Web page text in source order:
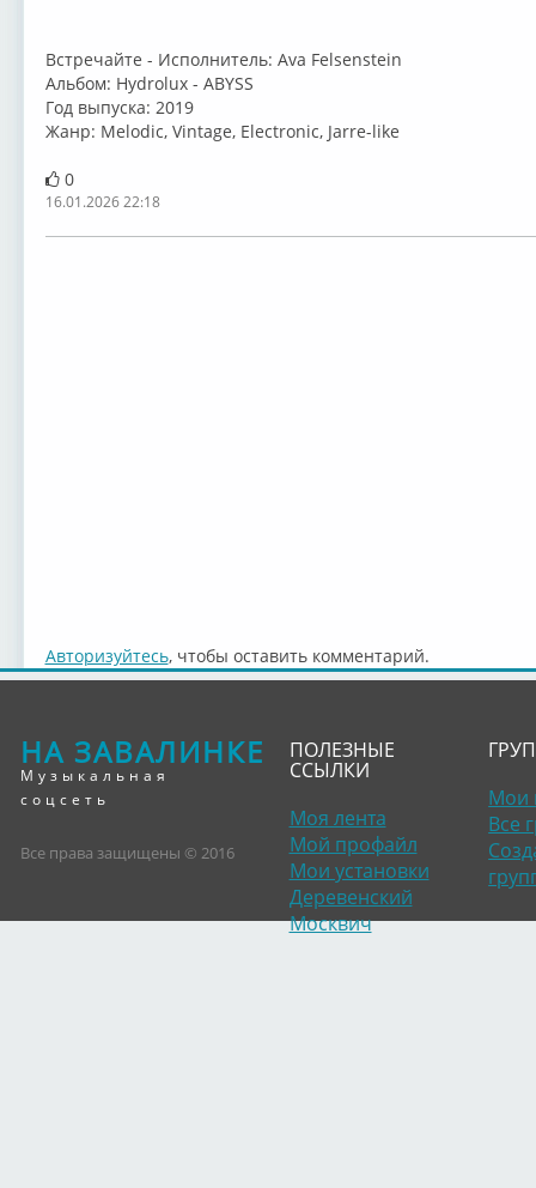
Встречайте - Исполнитель: Ava Felsenstein
Альбом: Hydrolux - ABYSS
Год выпуска: 2019
Жанр: Melodic, Vintage, Electronic, Jarre-like
0
16.01.2026 22:18
Авторизуйтесь, чтобы оставить комментарий.
НА ЗАВАЛИНКЕ
Музыкальная
соцсеть
Все права защищены © 2016
ПОЛЕЗНЫЕ
ССЫЛКИ
Моя лента
Мой профайл
Мои установки
Деревенский
Москвич
Мои
Все